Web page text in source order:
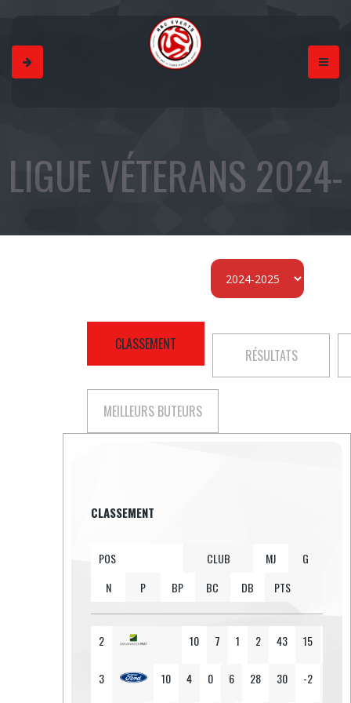
LIGUE VÉTERANS 2024-
2025
CLASSEMENT
RÉSULTATS
MEILLEURS BUTEURS
CLASSEMENT
POS CLUB MJ
G
N
P BP BC DB
PTS
MAGASIN
GENERAL
2
ASSURANCES
10 7 1 2 43 15
3 10 4 0 6 28 30 -2